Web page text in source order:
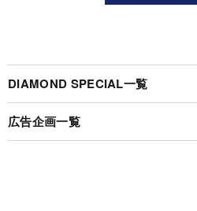
DIAMOND SPECIAL一覧
広告企画一覧